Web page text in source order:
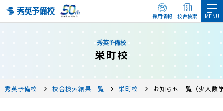
採用情報 校舎検索
秀英予備校
栄町校
秀英予備校 校舎検索結果一覧 栄町校 お知らせ一覧（少人数